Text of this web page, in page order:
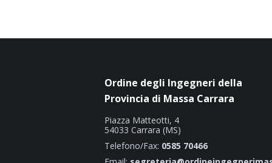
Ordine degli Ingegneri della
Provincia di Massa Carrara
Piazza Matteotti, 4
54033 Carrara (MS)
Telefono/Fax: 0585 70466